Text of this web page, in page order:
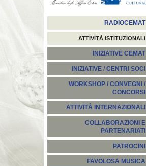
RADIOCEMAT
ATTIVITÀ ISTITUZIONALI
INIZIATIVE CEMAT
INIZIATIVE / CENTRI SOCI
WORKSHOP / CONVEGNI /
CONCORSI
ATTIVITÀ INTERNAZIONALI
COLLABORAZIONI E
PARTENARIATI
PATROCINI
FAVOLOSA MUSICA